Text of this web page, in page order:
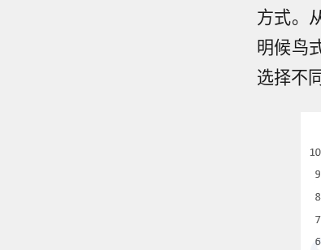
方式。
明候鸟
选择不